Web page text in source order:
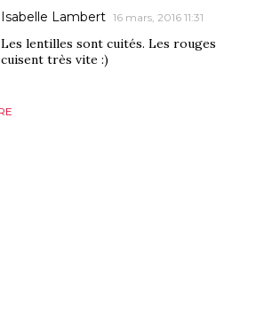
Isabelle Lambert 16 mars, 2016 11:31
Les lentilles sont cuités. Les rouges
cuisent très vite :)